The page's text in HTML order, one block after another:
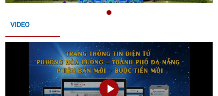
TRƯỜNG ĐỐI VỚI CƠ SỞ "CHI NHÁNH TẠI ĐÀ NẴNG
THÔNG TIN ĐĂNG KÝ THAM GIA HỘI NGHỊ KẾT NỐI
GIAO THƯƠNG GIỮA NHÀ CUNG CẤP VỚI CÁC
DOANH NGHIỆP XUẤT KHẨU VÀ TỔ CHỨC XÚC TIẾN
VIDEO